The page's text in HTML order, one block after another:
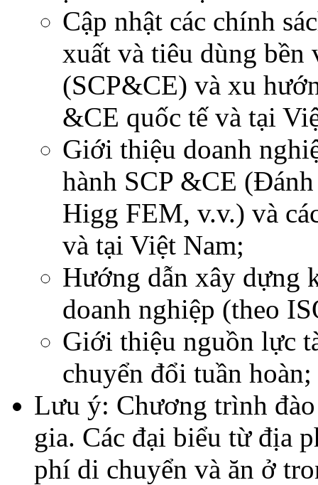
Cập nhật các chính
xuất và tiêu dùng bền
(SCP&CE) và xu
&CE quốc tế và tại
Giới thiệu doanh
hành SCP &CE
Higg FEM, v.v.) và
và tại Việt Nam;
Hướng dẫn xây dựng
doanh nghiệp (theo
Giới thiệu nguồn lực
chuyển đổi tuần hoàn;
Lưu ý: Chương trình
gia. Các đại biểu từ địa
phí di chuyển và ăn ở